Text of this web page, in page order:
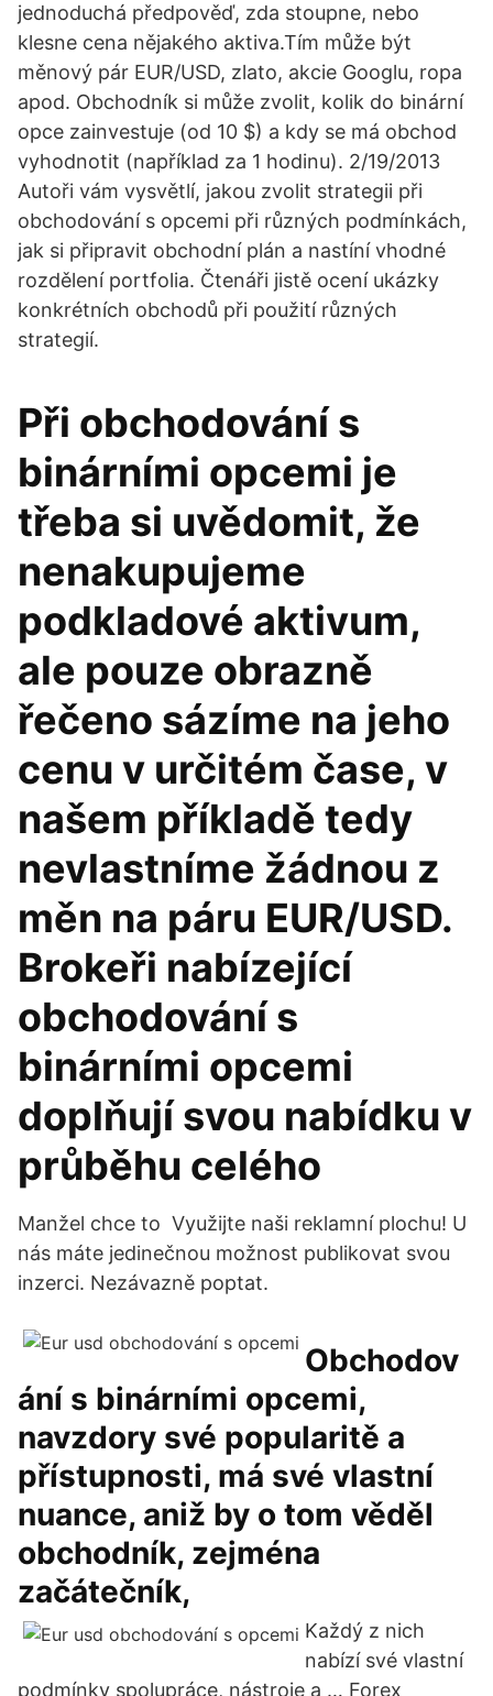
jednoduchá předpověď, zda stoupne, nebo
klesne cena nějakého aktiva.Tím může být
měnový pár EUR/USD, zlato, akcie Googlu, ropa
apod. Obchodník si může zvolit, kolik do binární
opce zainvestuje (od 10 $) a kdy se má obchod
vyhodnotit (například za 1 hodinu). 2/19/2013
Autoři vám vysvětlí, jakou zvolit strategii při
obchodování s opcemi při různých podmínkách,
jak si připravit obchodní plán a nastíní vhodné
rozdělení portfolia. Čtenáři jistě ocení ukázky
konkrétních obchodů při použití různých
strategií.
Při obchodování s
binárními opcemi je
třeba si uvědomit, že
nenakupujeme
podkladové aktivum,
ale pouze obrazně
řečeno sázíme na jeho
cenu v určitém čase, v
našem příkladě tedy
nevlastníme žádnou z
měn na páru EUR/USD.
Brokeři nabízející
obchodování s
binárními opcemi
doplňují svou nabídku v
průběhu celého
Manžel chce to Využijte naši reklamní plochu! U
nás máte jedinečnou možnost publikovat svou
inzerci. Nezávazně poptat.
Obchodov
ání s binárními opcemi,
navzdory své popularitě a
přístupnosti, má své vlastní
nuance, aniž by o tom věděl
obchodník, zejména
začátečník,
Každý z nich
nabízí své vlastní
podmínky spolupráce, nástroje a … Forex